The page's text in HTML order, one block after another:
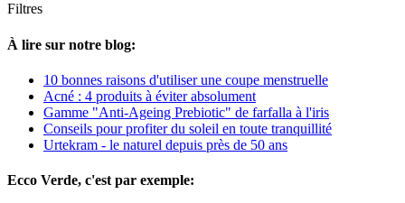
Filtres
À lire sur notre blog:
10 bonnes raisons d'utiliser une coupe menstruelle
Acné : 4 produits à éviter absolument
Gamme "Anti-Ageing Prebiotic" de farfalla à l'iris
Conseils pour profiter du soleil en toute tranquillité
Urtekram - le naturel depuis près de 50 ans
Ecco Verde, c'est par exemple: